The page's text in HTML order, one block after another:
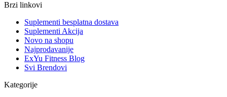
Brzi linkovi
Suplementi besplatna dostava
Suplementi Akcija
Novo na shopu
Najprodavanije
ExYu Fitness Blog
Svi Brendovi
Kategorije